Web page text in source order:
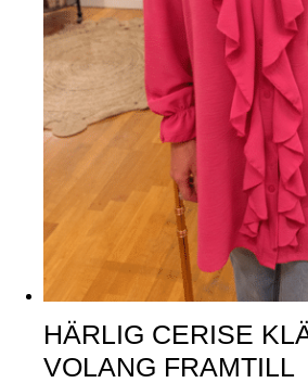
HÄRLIG CERISE
VOLANG FRAMTILL